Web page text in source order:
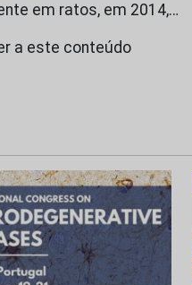
em ratos, em 2014,…
a este conteúdo